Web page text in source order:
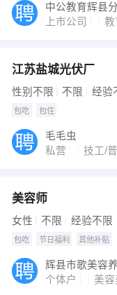
中公教育辉县
上市公司
教
江苏盐城光伏厂
性别不限 不限 经验
包吃 包住
毛毛虫
私营
技工/
美容师
女性 不限 经验不限
包吃 节日福利 其他补贴
辉县市歌美容
个体户
美容